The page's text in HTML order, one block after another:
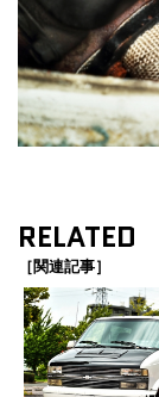
RELATED
［関連記事］